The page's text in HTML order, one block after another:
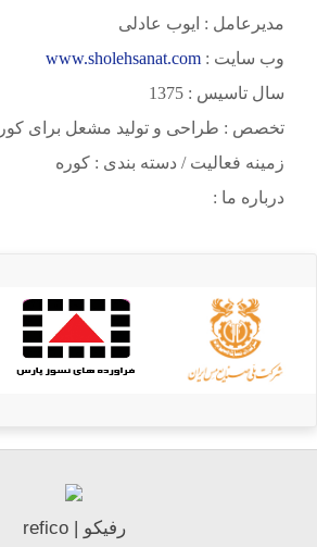
مدیرعامل : ایوب عادلی
وب سایت :
سال تاسیس : 1375
تخصص : طراحی و تولید مشعل برای
زمینه فعالیت / دسته بندی : کوره
درباره ما :
رفیکو | refico